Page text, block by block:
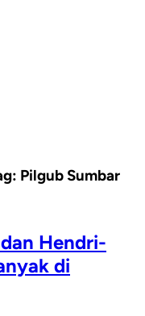
Pilgub Sumbar
Hendri-
di